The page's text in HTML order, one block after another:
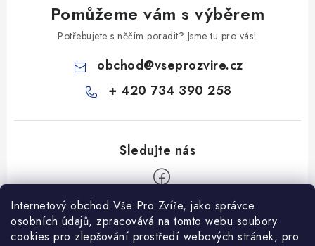
Internetový obchod Vše Pro Zvíře, jako správce
osobních údajů, zpracovává na tomto webu soubory
cookies pro zlepšování prostředí webových stránek, pro
Pomůžeme vám s výběrem
Potřebujete s něčím poradit? Jsme tu pro vás!
obchod@vseprozvire.cz
+ 420 734 390 258